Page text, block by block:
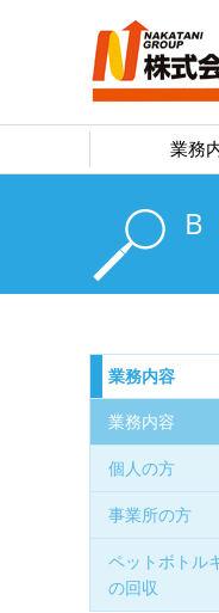
業務
業務内容
業務内容
個人の方
事業所の方
ペットボトル
の回収